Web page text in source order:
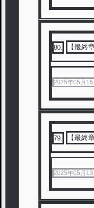
80 【最終
2025年05月15
79 【最終
2025年05月13